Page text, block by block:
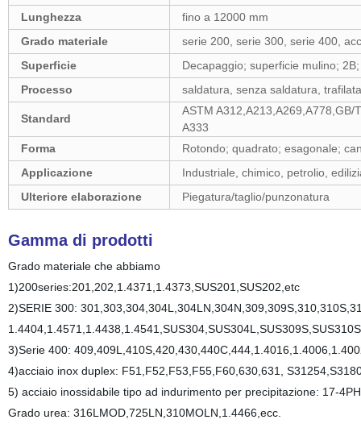
Lunghezza
fino a 12000 mm
Grado materiale
serie 200, serie 300, serie 400,
Superficie
Decapaggio; superficie mulino;
Processo
saldatura, senza saldatura,
Standard
ASTM
A333
Forma
Rotondo; quadrato; esagonale;
Applicazione
Industriale, chimico, petrolio,
Ulteriore elaborazione
Piegatura/taglio/punzonatura
Gamma di prodotti
Grado materiale che abbiamo
1)200series:201,202,1.4371,1.4373,SUS201,SUS202,etc
2)SERIE 300: 301,303,304,304L
3)Serie 400: 409,409L,410S,420,430,440C
4)acciaio inox duplex: F51,F52,F53,F55,F60,630,631,
5) acciaio inossidabile tipo ad indurimento per precipitazione: 17-
Grado urea: 316LMOD,725LN,310MOLN,1.4466,ecc.